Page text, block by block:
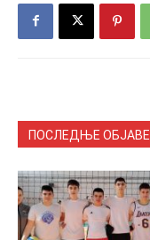
ПОСЛЕДЊЕ ОБЈАВЕ